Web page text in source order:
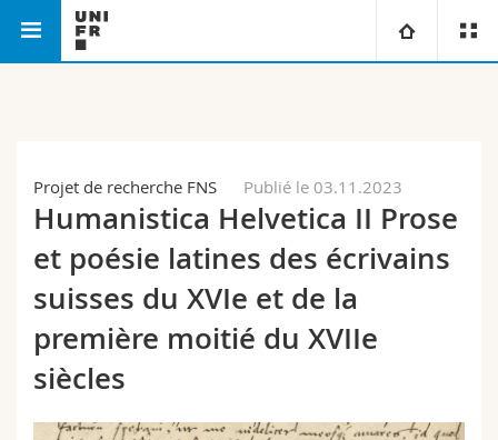
Campus
Recherche
Université
Formation continue
Théologie
Droit
Sciences économiques et sociales et management
Lettres et sciences humaines
Vous êtes
Futurs étudiants
Etudiants
Médias
Ressources
Annuaire du personnel
Plan d'accès
Projet de recherche FNS Publié le 03.11.2023
Humanistica Helvetica II Prose
et poésie latines des écrivains
suisses du XVIe et de la
première moitié du XVIIe
siècles